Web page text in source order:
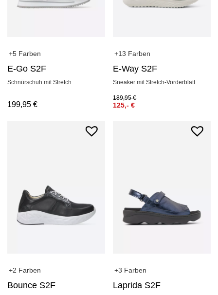
+5 Farben
E-Go S2F
Schnürschuh mit Stretch
199,95 €
+13 Farben
E-Way S2F
Sneaker mit Stretch-Vorderblatt
189,95€
125,-€
+2 Farben
Bounce S2F
+3 Farben
Laprida S2F